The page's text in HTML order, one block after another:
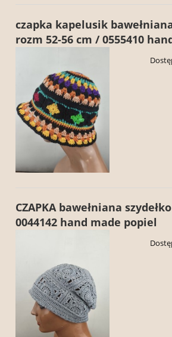
czapka kapelusik
rozm 52-56 cm / 0555410
CZAPKA bawełniana
0044142 hand made popiel